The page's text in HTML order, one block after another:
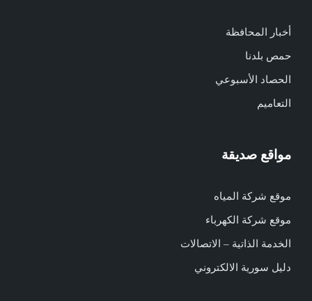
أخبار المحافظة
حمص بلدنا
الحصاد الأسبوعي
التعاميم
مواقع صديقة
موقع شركة المياه
موقع شركة الكهرباء
الخدمة الذاتية – الاتصالات
دليل سورية الالكتروني